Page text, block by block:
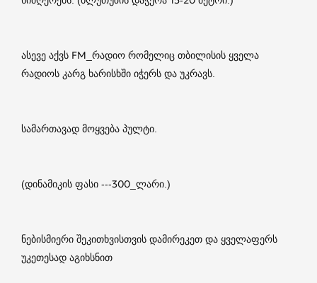
ასევე აქვს FM_რადიო რომელიც თბილისის ყველა
რადიოს კარგ ხარისხში იჭერს და უკრავს.
სამართავად მოყვება პულტი.
(დინამიკის ფასი ---300_ლარი.)
ნებისმიერი შეკითხვისთვის დამირეკეთ და ყველაფერს
უკეთესად აგიხსნით